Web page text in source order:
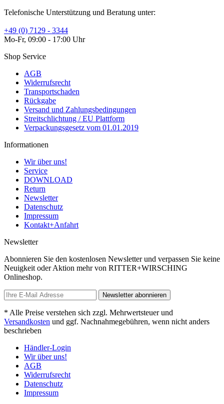
Telefonische Unterstützung und Beratung unter:
+49 (0) 7129 - 3344
Mo-Fr, 09:00 - 17:00 Uhr
Shop Service
AGB
Widerrufsrecht
Transportschaden
Rückgabe
Versand und Zahlungsbedingungen
Streitschlichtung / EU Plattform
Verpackungsgesetz vom 01.01.2019
Informationen
Wir über uns!
Service
DOWNLOAD
Return
Newsletter
Datenschutz
Impressum
Kontakt+Anfahrt
Newsletter
Abonnieren Sie den kostenlosen Newsletter und verpassen Sie keine
Neuigkeit oder Aktion mehr von RITTER+WIRSCHING
Onlineshop.
Newsletter abonnieren
* Alle Preise verstehen sich zzgl. Mehrwertsteuer und
Versandkosten und ggf. Nachnahmegebühren, wenn nicht anders
beschrieben
Händler-Login
Wir über uns!
AGB
Widerrufsrecht
Datenschutz
Impressum